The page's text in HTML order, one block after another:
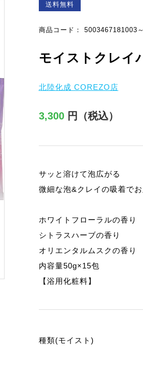
送料無料
商品コード： 5003467181003
モイストクレイ
北陸化成 COREZO店
3,300 円（税込）
サッと溶けて泡広がる
微細な泡&クレイの吸着で
ホワイトフローラルの香り
シトラスハーブの香り
オリエンタルムスクの香り
内容量50g×15包
【浴用化粧料】
種類(モイスト)